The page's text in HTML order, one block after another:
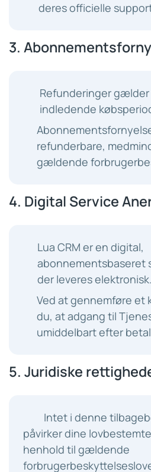
deres officielle
3.
Refunderinger gælder
indledende
refunderbare,
gældende
4. Digital Service
Lua CRM er en digital,
abonnementsbaseret
der leveres elektronisk.
Ved at gennemføre et
du, at adgang til
umiddelbart efter
5. Juridiske
Intet i denne
påvirker dine
henhold til gældende